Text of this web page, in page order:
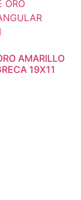
AMARILLO
19X11